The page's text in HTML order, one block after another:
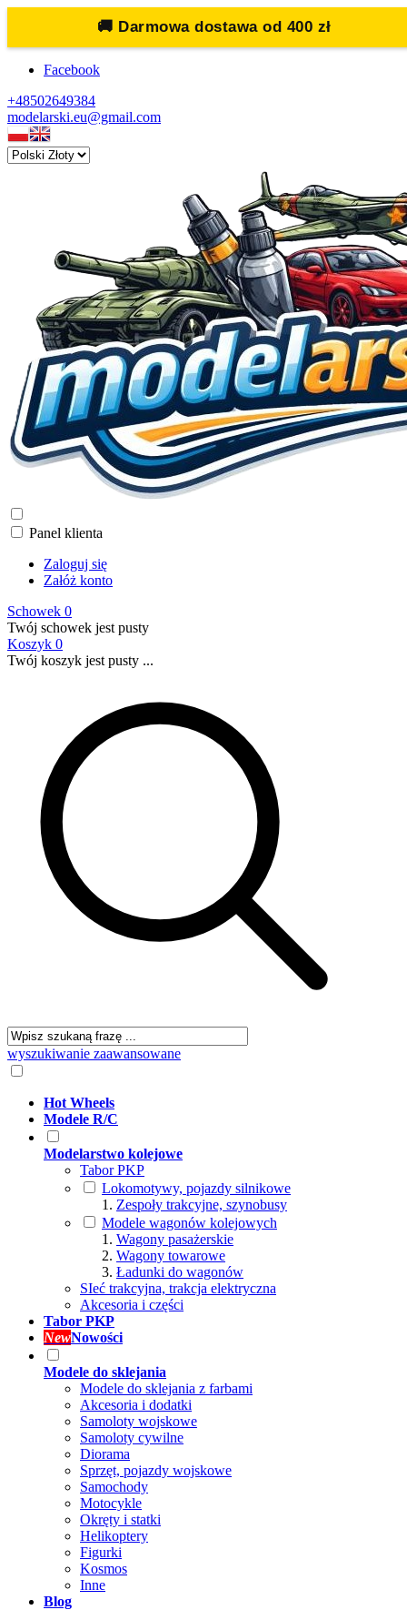
🚚 Darmowa dostawa od 400 zł
Facebook
+48502649384
modelarski.eu@gmail.com
Panel klienta
Zaloguj się
Załóż konto
Schowek 0
Twój schowek jest pusty
Koszyk 0
Twój koszyk jest pusty ...
wyszukiwanie zaawansowane
Hot Wheels
Modele R/C
Modelarstwo kolejowe
Tabor PKP
Lokomotywy, pojazdy silnikowe
Zespoły trakcyjne, szynobusy
Modele wagonów kolejowych
Wagony pasażerskie
Wagony towarowe
Ładunki do wagonów
SIeć trakcyjna, trakcja elektryczna
Akcesoria i części
Tabor PKP
NewNowości
Modele do sklejania
Modele do sklejania z farbami
Akcesoria i dodatki
Samoloty wojskowe
Samoloty cywilne
Diorama
Sprzęt, pojazdy wojskowe
Samochody
Motocykle
Okręty i statki
Helikoptery
Figurki
Kosmos
Inne
Blog